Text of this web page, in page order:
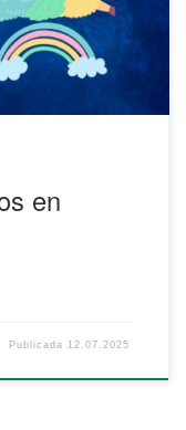
que esconden.
en
Publicada 12.07.2025